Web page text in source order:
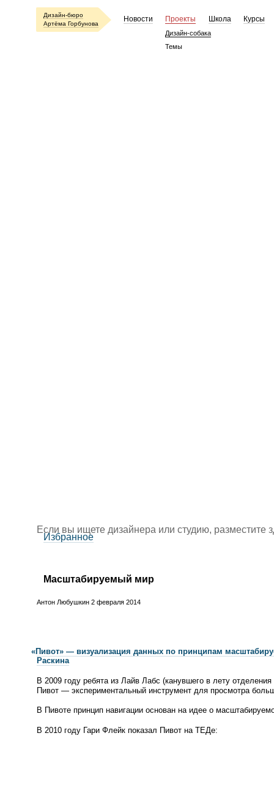
Дизайн-бюро
Артёма Горбунова
Новости Проекты
Дизайн-собака
Темы
Школа Курсы
Если вы ищете дизайнера или студию, разместите
Избранное
Масштабируемый мир
Антон Любушкин 2 февраля 2014
«Пивот» — визуализация данных по принципам
Раскина
В 2009 году ребята из Лайв Лабс (канувшего в лету
Пивот — экспериментальный инструмент для просмотра
В Пивоте принцип навигации основан на идее о
В 2010 году Гари Флейк показал Пивот на ТЕДе: